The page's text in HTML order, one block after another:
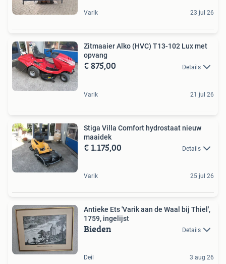
Varik 23 jul 26
Zitmaaier Alko (HVC) T13-102 Lux met
opvang
€ 875,00 Details
Varik 21 jul 26
Stiga Villa Comfort hydrostaat nieuw
maaidek
€ 1.175,00 Details
Varik 25 jul 26
Antieke Ets 'Varik aan de Waal bij Thiel',
1759, ingelijst
Bieden Details
Deil 3 aug 26